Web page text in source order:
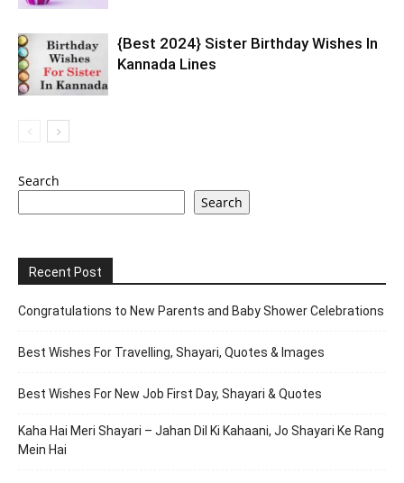
{Best 2024} Sister Birthday Wishes In
Kannada Lines
Search
Search
Recent Post
Congratulations to New Parents and Baby Shower Celebrations
Best Wishes For Travelling, Shayari, Quotes & Images
Best Wishes For New Job First Day, Shayari & Quotes
Kaha Hai Meri Shayari – Jahan Dil Ki Kahaani, Jo Shayari Ke Rang
Mein Hai